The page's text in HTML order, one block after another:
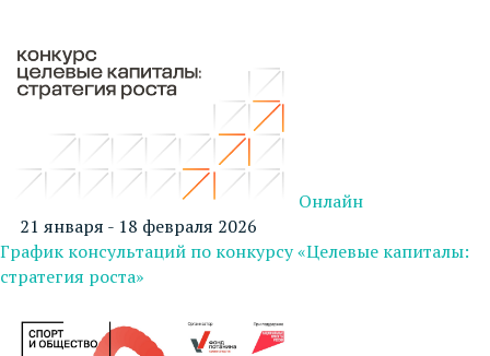
Онлайн
21 января - 18 февраля 2026
График консультаций по конкурсу «Целевые капиталы:
стратегия роста»